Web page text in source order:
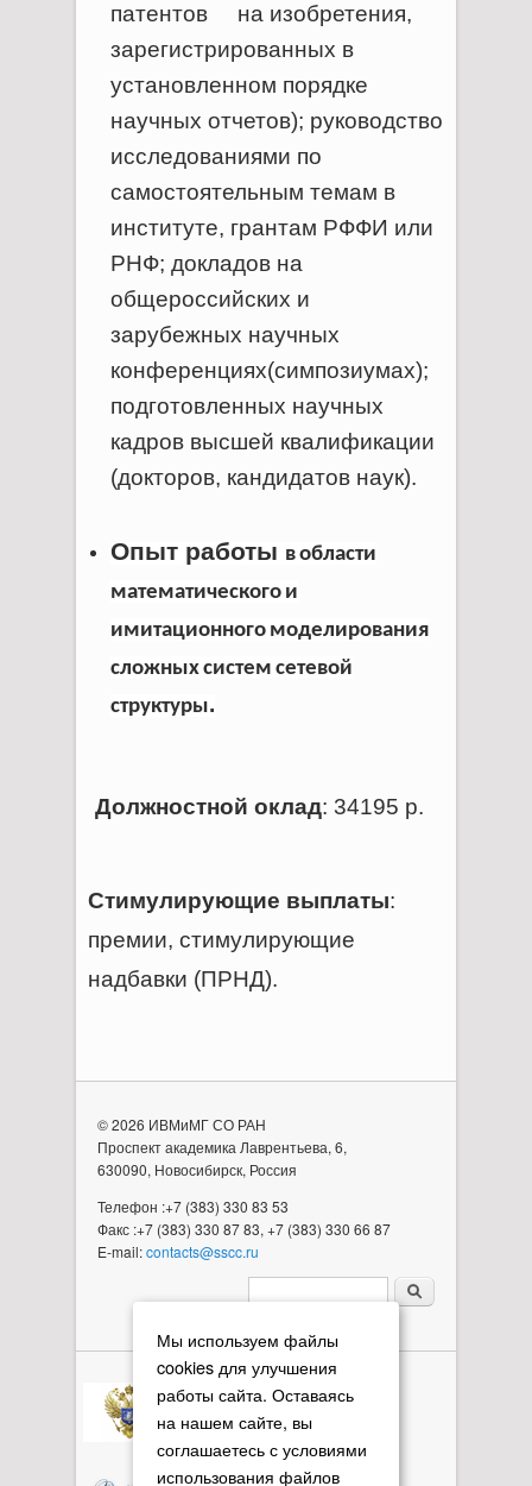
патентов на изобретения,
зарегистрированных в
установленном порядке
научных отчетов); руководство
исследованиями по
самостоятельным темам в
институте, грантам РФФИ или
РНФ; докладов на
общероссийских и
зарубежных научных
конференциях(симпозиумах);
подготовленных научных
кадров высшей квалификации
(докторов, кандидатов наук).
Опыт работы вобласти
математического и
имитационного моделирования
сложныхсистем сетевой
структуры.
Должностной оклад: 34195 р.
Стимулирующие выплаты:
премии, стимулирующие
надбавки (ПРНД).
Мы используем файлы
cookies для улучшения
работы сайта. Оставаясь
на нашем сайте, вы
соглашаетесь с условиями
использования файлов
© 2026 ИВМиМГ СО РАН
Проспект академика Лаврентьева, 6,
630090, Новосибирск, Россия
Телефон :+7 (383) 330 83 53
Факс :+7 (383) 330 87 83, +7 (383) 330 66 87
E-mail:contacts@sscc.ru
Форма поиска